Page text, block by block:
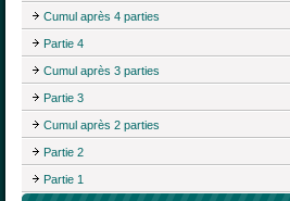
Cumul après 4 parties
Partie 4
Cumul après 3 parties
Partie 3
Cumul après 2 parties
Partie 2
Partie 1